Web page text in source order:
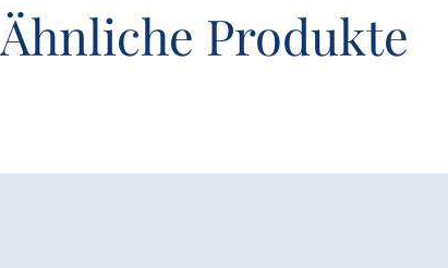
Ähnliche Produkte